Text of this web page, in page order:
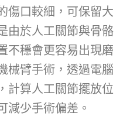
傷口較細，可保留大
由於人工關節與骨骼
不穩會更容易出現磨
械臂手術，透過電腦
計算人工關節擺放位
減少手術偏差。